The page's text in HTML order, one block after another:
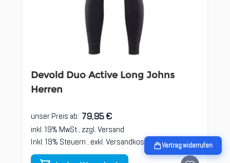
Devold Duo Active Long Johns
Herren
unser Preis ab: 79,95 €
inkl. 19% MwSt., zzgl.Versand
Inkl. 19% Steuern , exkl.Versandkosten Vertrag widerrufen